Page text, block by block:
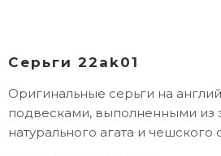
Серьги 22ak01
Оригинальные серьги на
подвесками, выполненными из
натурального агата и чешского